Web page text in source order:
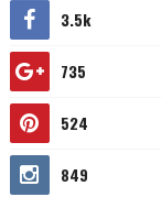
3.5k
735
524
849